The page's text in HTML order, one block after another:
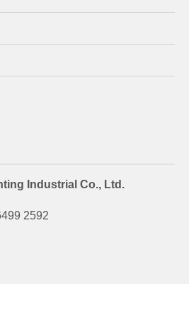
Industrial Co., Ltd.
2592